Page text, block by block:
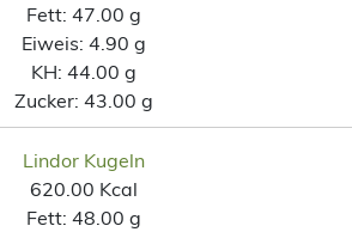
Fett: 47.00 g
Eiweis: 4.90 g
KH: 44.00 g
Zucker: 43.00 g
Lindor Kugeln
620.00 Kcal
Fett: 48.00 g